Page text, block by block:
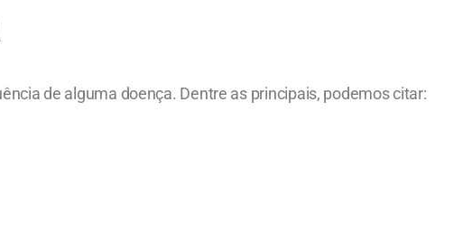
de alguma doença. Dentre as principais, podemos citar: